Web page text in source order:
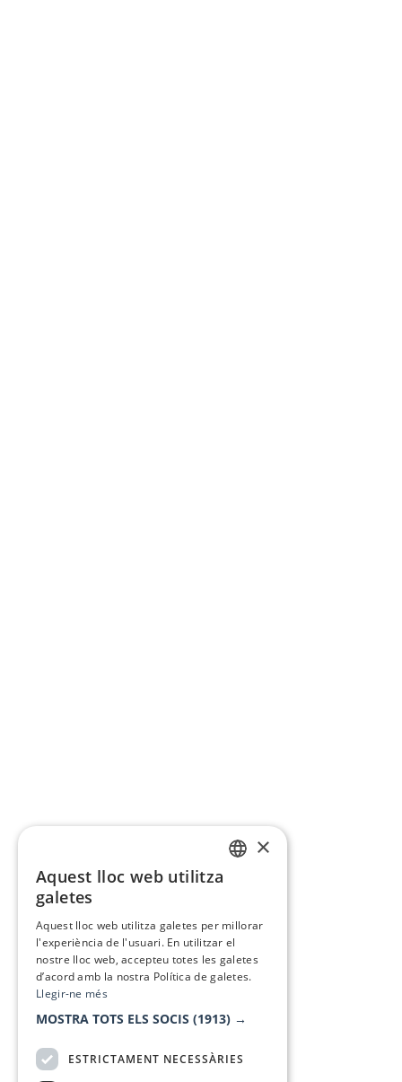
×
Aquest lloc web utilitza
galetes
Aquest lloc web utilitza galetes per millorar
l'experiència de l'usuari. En utilitzar el
nostre lloc web, accepteu totes les galetes
d’acord amb la nostra Política de galetes.
Llegir-ne més
MOSTRA TOTS ELS SOCIS (1913) →
ESTRICTAMENT NECESSÀRIES